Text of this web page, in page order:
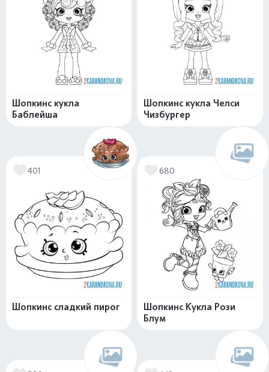
Шопкинс кукла
Баблейша
Шопкинс кукла Челси
Чизбургер
401
Шопкинс сладкий пирог
680
Шопкинс Кукла Рози
Блум